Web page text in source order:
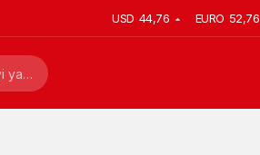
USD 44,76 EURO 52,76